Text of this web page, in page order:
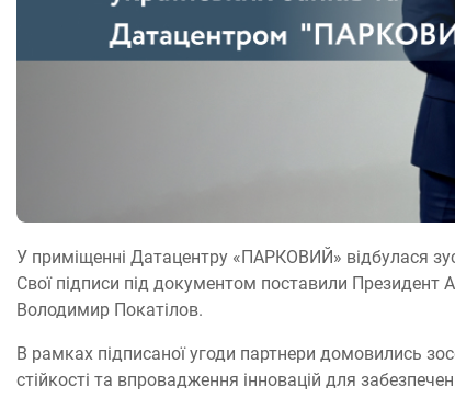
У приміщенні Датацентру «ПАРКОВИЙ» відбулася
Свої підписи під документом поставили
Володимир Покатілов.
В рамках підписаної угоди партнери домовились
стійкості та впровадження інновацій для